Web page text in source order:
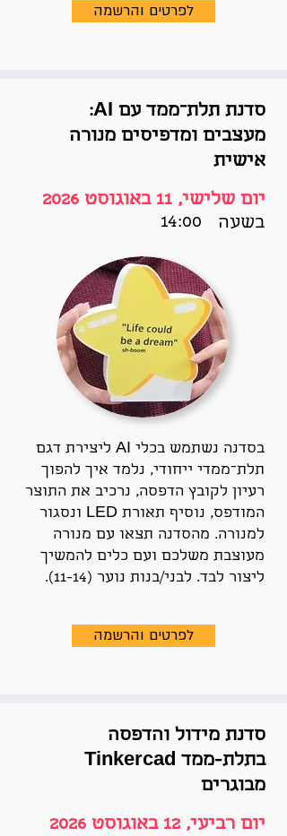
לפרטים והרשמה
סדנת תלת־ממד עם AI:
מעצבים ומדפיסים מנורה
אישית
יום שלישי, 11 באוגוסט 2026
14:00
בשעה
בסדנה נשתמש בכלי AI ליצירת דגם
תלת־ממדי ייחודי, נלמד איך להפוך
רעיון לקובץ הדפסה, נרכיב את התוצר
המודפס, נוסיף תאורת LED ונסגור
למנורה. מהסדנה תצאו עם מנורה
מעוצבת משלכם ועם כלים להמשיך
ליצור לבד. לבני/בנות נוער (11-14).
לפרטים והרשמה
סדנת מידול והדפסה
בתלת-ממד Tinkercad
מבוגרים
יום רביעי, 12 באוגוסט 2026